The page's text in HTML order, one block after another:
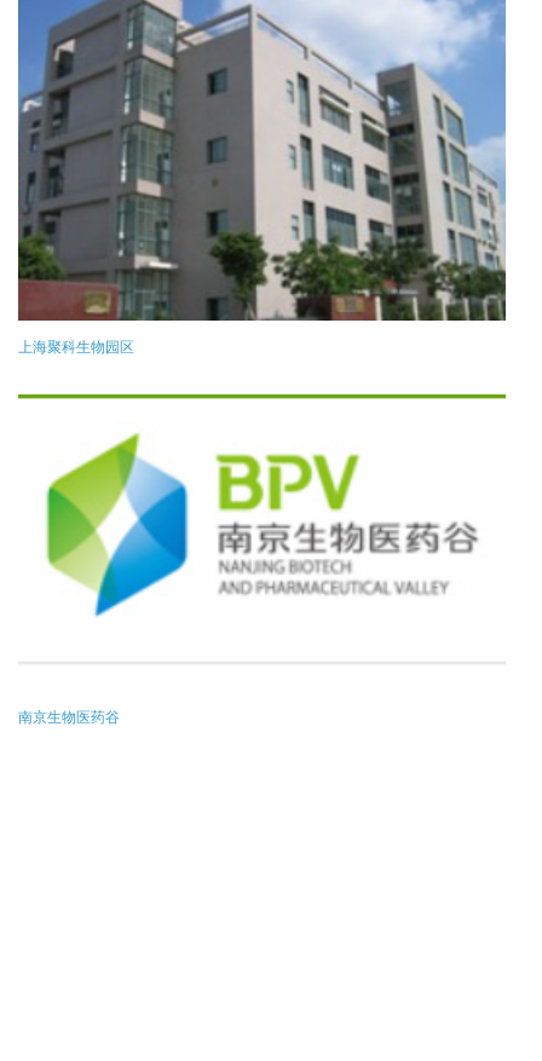
上海聚科生物园区
南京生物医药谷